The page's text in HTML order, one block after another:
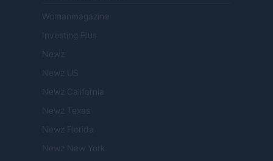
Womanmagazine
Investing Plus
Newz
Newz US
Newz California
Newz Texas
Newz Florida
Newz New York